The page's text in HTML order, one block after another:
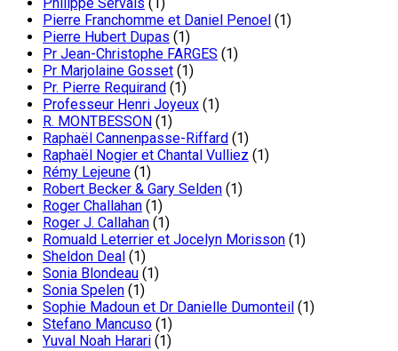
Philippe Servais (1)
Pierre Franchomme et Daniel Penoel (1)
Pierre Hubert Dupas (1)
Pr Jean-Christophe FARGES (1)
Pr Marjolaine Gosset (1)
Pr. Pierre Requirand (1)
Professeur Henri Joyeux (1)
R. MONTBESSON (1)
Raphaël Cannenpasse-Riffard (1)
Raphaël Nogier et Chantal Vulliez (1)
Rémy Lejeune (1)
Robert Becker & Gary Selden (1)
Roger Challahan (1)
Roger J. Callahan (1)
Romuald Leterrier et Jocelyn Morisson (1)
Sheldon Deal (1)
Sonia Blondeau (1)
Sonia Spelen (1)
Sophie Madoun et Dr Danielle Dumonteil (1)
Stefano Mancuso (1)
Yuval Noah Harari (1)